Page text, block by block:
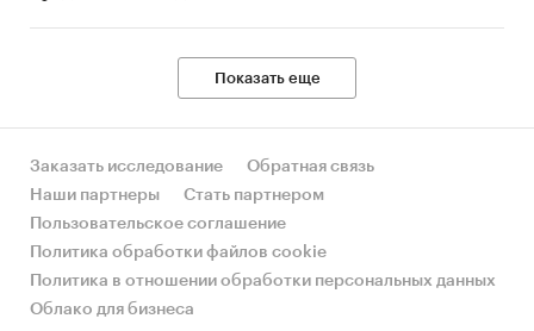
Показать еще
Заказать исследование
Обратная связь
Наши партнеры
Стать партнером
Пользовательское соглашение
Политика обработки файлов cookie
Политика в отношении обработки персональных данных
Облако для бизнеса